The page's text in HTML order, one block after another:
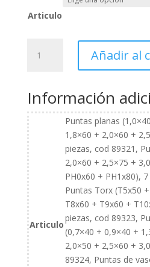
Articulo
destornilladores
precisión
WITTRON
en
estuche
de
plástico
antichoque
cantidad
Añadir al
Información
Articulo
Puntas planas
1,8×60 + 2,0×60 +
piezas, cod 89321,
2,0×60 + 2,5×75 +
PH0x60 + PH1x80),
Puntas Torx (T5x50
T8x60 + T9x60 +
piezas, cod 89323,
(0,7×40 + 0,9×40 +
2,0×50 + 2,5×60 +
89324, Puntas de